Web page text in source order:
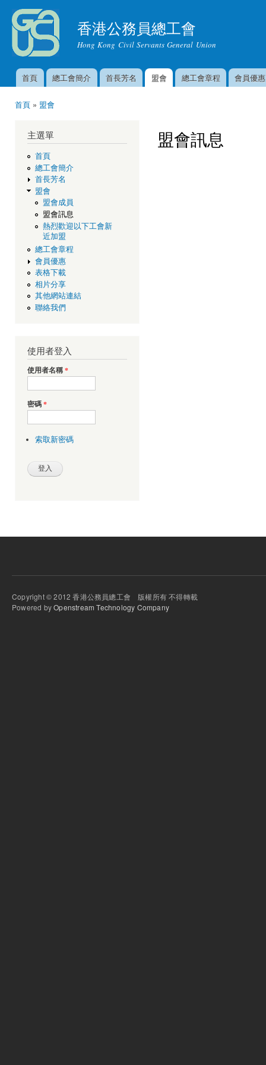
香港公務員總工會
Hong Kong Civil Servants General Union
主選單
首頁 總工會簡介 首長芳名 盟會 總工會章程 會員優惠
首頁 » 盟會
主選單
首頁
總工會簡介
首長芳名
盟會
盟會成員
盟會訊息
熱烈歡迎以下工會新
近加盟
總工會章程
會員優惠
表格下載
相片分享
其他網站連結
聯絡我們
使用者登入
使用者名稱*
密碼*
索取新密碼
盟會訊息
Copyright © 2012 香港公務員總工會 版權所有 不得轉載
Powered byOpenstream Technology Company